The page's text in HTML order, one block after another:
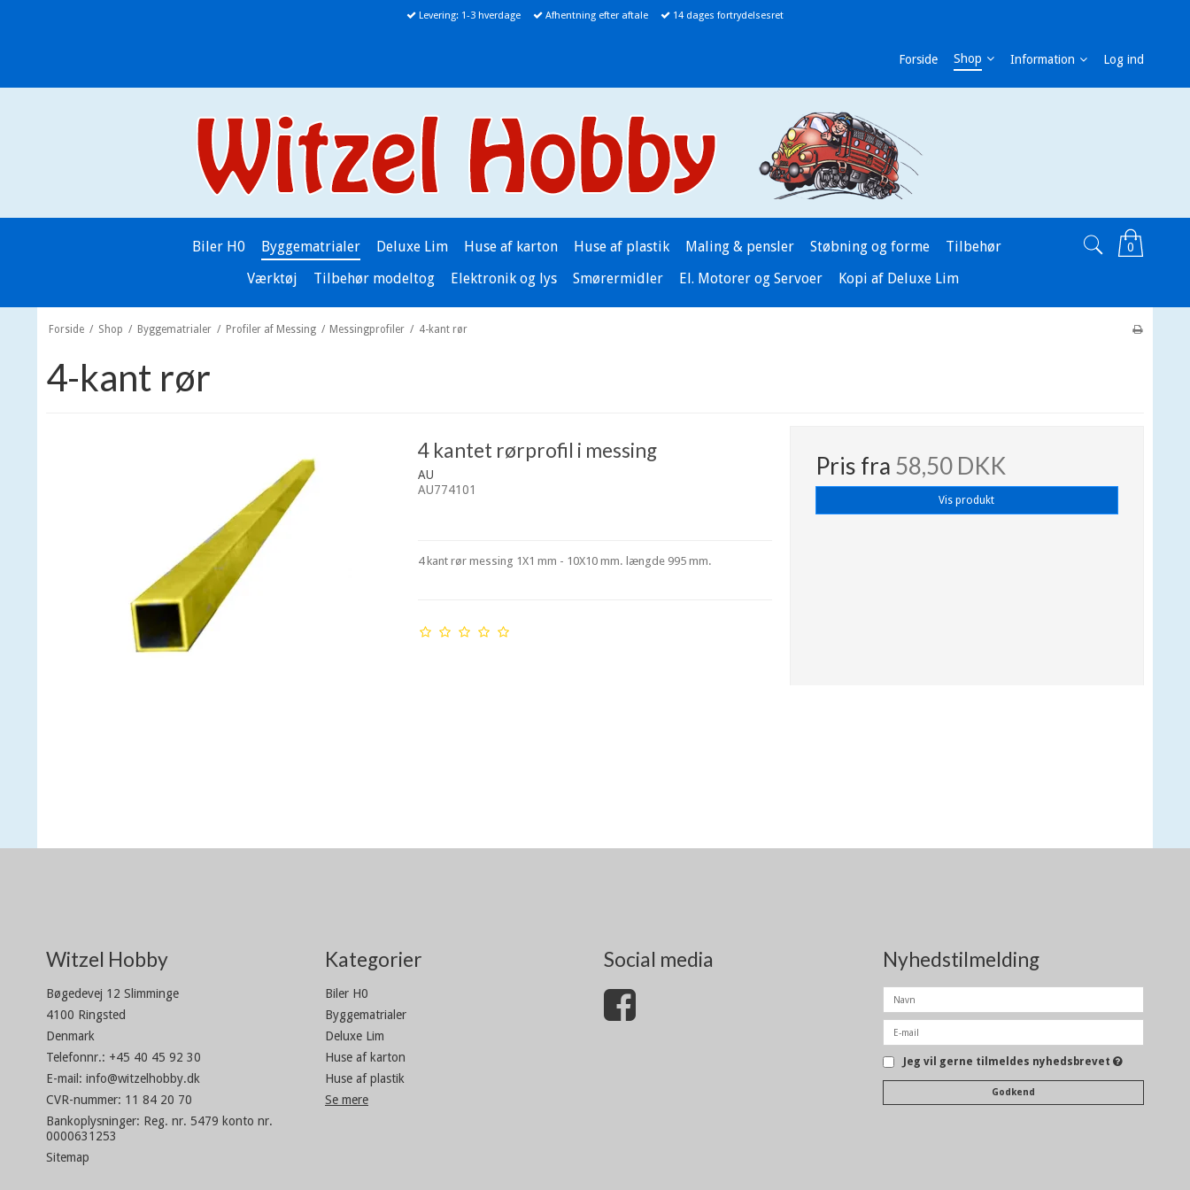
Levering: 1-3 hverdage Afhentning efter aftale 14 dages fortrydelsesret
Forside Shop Information Log ind
0
Biler H0 Byggematrialer Deluxe Lim Huse af karton Huse af plastik Maling & pensler Støbning og forme
Tilbehør
Værktøj
Tilbehør modeltog Elektronik og lys Smørermidler El. Motorer og Servoer Kopi af Deluxe Lim
Forside / Shop / Byggematrialer / Profiler af Messing / Messingprofiler / 4-kant rør
4-kant rør
4 kantet rørprofil i messing
AU
AU774101
4 kant rør messing 1X1 mm - 10X10 mm. længde 995 mm.
Pris fra 58,50 DKK
Vis produkt
Witzel Hobby
Bøgedevej 12 Slimminge
4100 Ringsted
Denmark
Telefonnr.: +45 40 45 92 30
E-mail : info@witzelhobby.dk
CVR-nummer: 11 84 20 70
Bankoplysninger: Reg. nr. 5479 konto nr.
0000631253
Sitemap
Kategorier
Biler H0
Byggematrialer
Deluxe Lim
Huse af karton
Huse af plastik
Se mere
Social media Nyhedstilmelding
Jeg vil gerne tilmeldes nyhedsbrevet
Godkend